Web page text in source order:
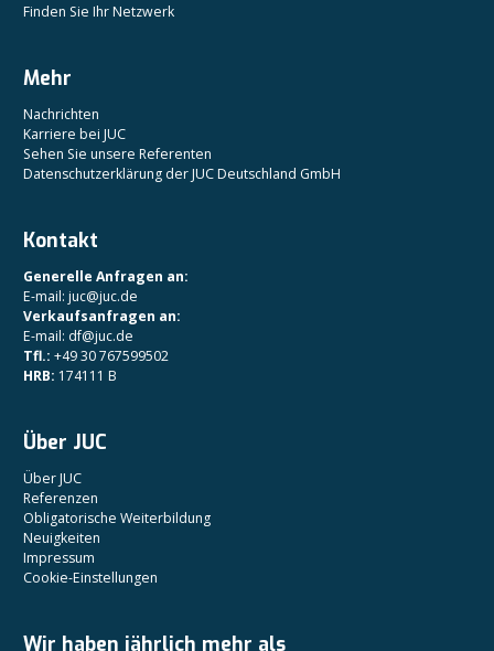
Finden Sie Ihr Netzwerk
Mehr
Nachrichten
Karriere bei JUC
Sehen Sie unsere Referenten
Datenschutzerklärung der JUC Deutschland GmbH
Kontakt
Generelle Anfragen an:
E-mail: juc@juc.de
Verkaufsanfragen an:
E-mail: df@juc.de
Tfl.: +49 30 767599502
HRB: 174111 B
Über JUC
Über JUC
Referenzen
Obligatorische Weiterbildung
Neuigkeiten
Impressum
Cookie-Einstellungen
Wir haben jährlich mehr als